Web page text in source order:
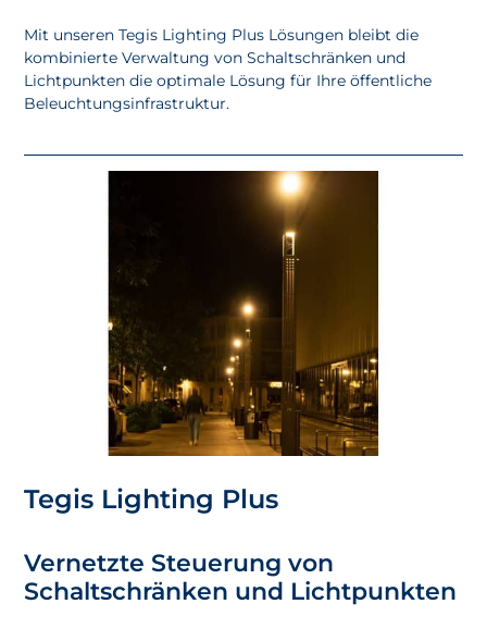
Mit unserenTegis Lighting Plus Lösungen bleibt die
kombinierte Verwaltung von Schaltschränken und
Lichtpunkten die optimale Lösung für Ihre öffentliche
Beleuchtungsinfrastruktur.
Tegis Lighting Plus
Vernetzte Steuerung von
Schaltschränken und Lichtpunkten